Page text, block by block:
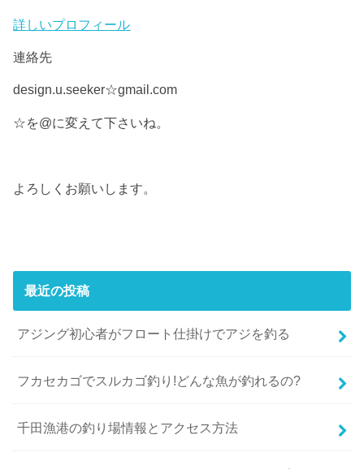
詳しいプロフィール
連絡先
design.u.seeker☆gmail.com
☆を@に変えて下さいね。
よろしくお願いします。
最近の投稿
アジング初心者がフロート仕掛けでアジを釣る
フカセカゴでスルカゴ釣り!どんな魚が釣れるの?
千田漁港の釣り場情報とアクセス方法